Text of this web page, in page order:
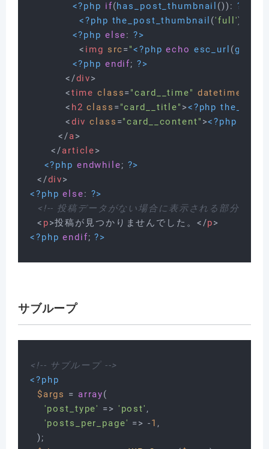
<?php if(has_post_thumbnail ()): ?>
<?php the_post_thumbnail ('full');
<?php else: ?>
< img src="<?php echo esc_url (
<?php endif; ?>
</div>
<time class="card__time" datetime
< h2 class ="card__title" ><?php the_title
<div class ="card__content" ><?php
</a>
</article>
<?php endwhile; ?>
</div>
<?php else: ?>
<!-- 投稿データがない場合に表示される部分 -->
< p>投稿が見つかりませんでした。 </p>
<?php endif; ?>
サブループ
<!-- サブループ -->
<?php
$args = array(
'post_type' => 'post' ,
'posts_per_page' => -1 ,
  );